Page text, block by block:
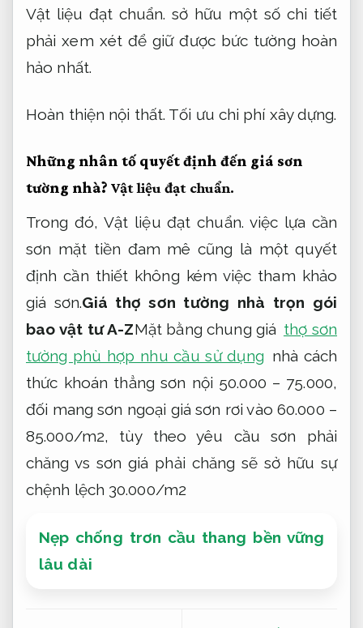
Vật liệu đạt chuẩn. sở hữu một số chi tiết
phải xem xét để giữ được bức tường hoàn
hảo nhất.
Hoàn thiện nội thất. Tối ưu chi phí xây dựng.
Những nhân tố quyết định đến giá sơn
tường nhà? Vật liệu đạt chuẩn.
Trong đó,Vật liệu đạt chuẩn. việc lựa cần
sơn mặt tiền đam mê cũng là một quyết
định cần thiết không kém việc tham khảo
giá sơn.Giá thợ sơn tường nhà trọn gói
bao vật tư A-ZMặt bằng chung giá thợ sơn
tường phù hợp nhu cầu sử dụng nhà cách
thức khoán thẳng sơn nội 50.000 – 75.000,
đối mang sơn ngoại giá sơn rơi vào 60.000 –
85.000/m2, tùy theo yêu cầu sơn phải
chăng vs sơn giá phải chăng sẽ sở hữu sự
chệnh lệch 30.000/m2
Nẹp chống trơn cầu thang bền vững
lâu dài